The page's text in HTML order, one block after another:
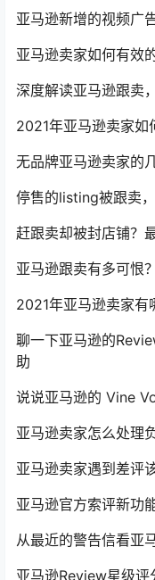
亚马逊新增的视频广
亚马逊卖家如何有效
深度解读亚马逊跟卖
2021年亚马逊卖家如
无品牌亚马逊卖家的
停售的listing被跟卖
赶跟卖却被封店铺？
亚马逊跟卖有多可恨？
2021年亚马逊卖家
聊一下亚马逊的
助
说说亚马逊的 Vine
亚马逊卖家怎么处理
亚马逊卖家遇到差评
亚马逊官方索评新功
从最近的警告信看亚
亚马逊Review星级